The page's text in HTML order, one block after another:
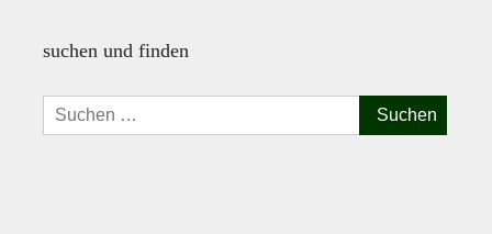
suchen und finden
Suchen
nach: